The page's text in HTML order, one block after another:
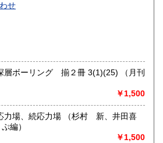
80円
80円 大分県 80円
80円
せ
地理、地質，水理、書道書、その他
す。
、御茶ノ水駅、地下鉄神保町駅
下鉄神保町駅
ト・通販専門、平日10時30分から19
ら18時まで
ト・通販専門。不定期の休み。日曜
ーリング 揃２冊 3(1)(25) （月刊
￥1,500
場 （杉村 新、井田喜
編）
￥1,500